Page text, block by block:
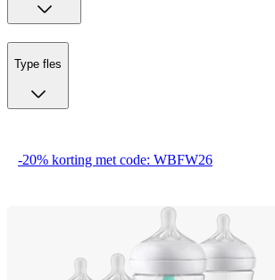
Type fles
-20% korting met code: WBFW26